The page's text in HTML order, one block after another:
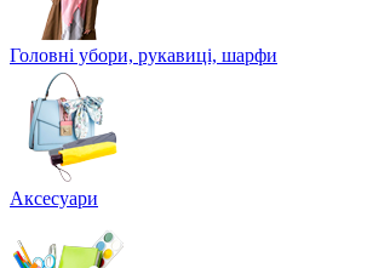
Головні убори, рукавиці, шарфи
Аксесуари